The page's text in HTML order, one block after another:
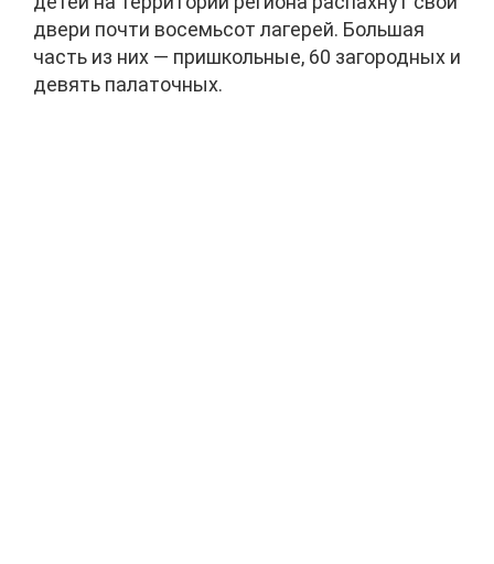
двери почти восемьсот лагерей. Большая
часть из них — пришкольные, 60 загородных и
девять палаточных.